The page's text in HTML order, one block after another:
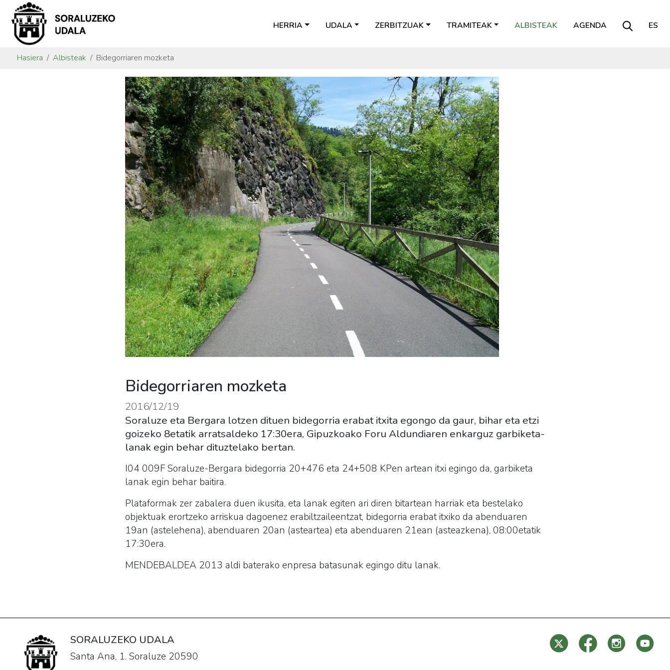
HERRIA UDALA ZERBITZUAK TRAMITEAK ALBISTEAK AGENDA ES
Hasiera Albisteak Bidegorriaren mozketa
Bidegorriaren mozketa
2016/12/19
Soraluze eta Bergara lotzen dituen bidegorria erabat itxita egongo da gaur, bihar eta etzi
goizeko 8etatik arratsaldeko 17:30era, Gipuzkoako Foru Aldundiaren enkarguz garbiketa-
lanak egin behar dituztelako bertan.
I04 009F Soraluze-Bergara bidegorria 20+476 eta 24+508 KPen artean itxi egingo da, garbiketa
lanak egin behar baitira.
Plataformak zer zabalera duen ikusita, eta lanak egiten ari diren bitartean harriak eta bestelako
objektuak erortzeko arriskua dagoenez erabiltzaileentzat, bidegorria erabat itxiko da abenduaren
19an (astelehena), abenduaren 20an (asteartea) eta abenduaren 21ean (asteazkena), 08:00etatik
17:30era.
MENDEBALDEA 2013 aldi baterako enpresa batasunak egingo ditu lanak.
SORALUZEKO UDALA
Santa Ana, 1. Soraluze 20590